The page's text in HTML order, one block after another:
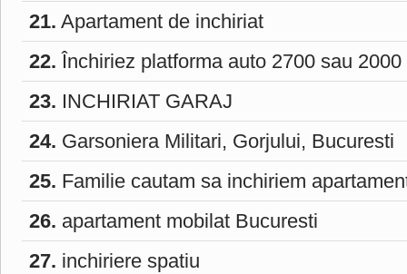
21. Apartament de inchiriat
22. Închiriez platforma auto 2700 sau 2000
23. INCHIRIAT GARAJ
24. Garsoniera Militari, Gorjului, Bucuresti
25. Familie cautam sa inchiriem
26. apartament mobilat Bucuresti
27. inchiriere spatiu